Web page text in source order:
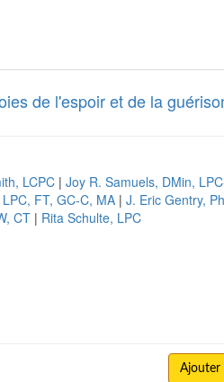
de l'espoir et de la
LCPC |Joy R. Samuels, DMin,
FT, GC-C, MA |J. Eric Gentry,
CT | Rita Schulte, LPC
Ajouter